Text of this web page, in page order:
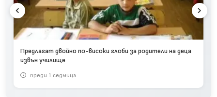
Предлагат двойно по-високи глоби за родители на деца
извън училище
преди 1 седмица